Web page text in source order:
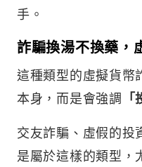
手。
詐騙換湯不換藥，
這種類型的虛擬貨幣
本身，而是會強調
交友詐騙、虛假的投
是屬於這樣的類型，